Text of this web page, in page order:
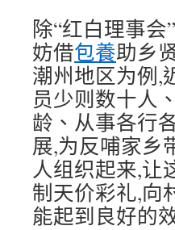
除“红白理事
妨借包養助乡
潮州地区为例,
员少则数十人
龄、从事各行
展,为反哺家乡
人组织起来,让
制天价彩礼,向
能起到良好的